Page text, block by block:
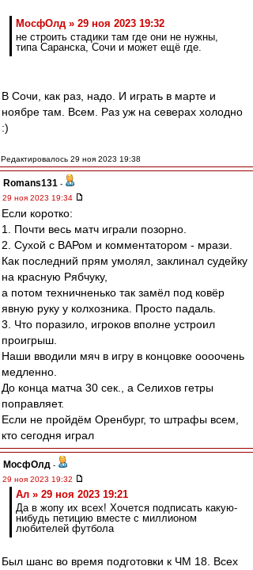
МосфОлд » 29 ноя 2023 19:32
не строить стадики там где они не нужны,
типа Саранска, Сочи и может ещё где.
В Сочи, как раз, надо. И играть в марте и
ноябре там. Всем. Раз уж на северах холодно
:)
Редактировалось 29 ноя 2023 19:38
Romans131 -
29 ноя 2023 19:34
Если коротко:
1. Почти весь матч играли позорно.
2. Сухой с ВАРом и комментатором - мрази.
Как последний прям умолял, заклинал судейку
на красную Рябчуку,
а потом техничненько так замёл под ковёр
явную руку у колхозника. Просто падаль.
3. Что поразило, игроков вполне устроил
проигрыш.
Наши вводили мяч в игру в концовке оооочень
медленно.
До конца матча 30 сек., а Селихов гетры
поправляет.
Если не пройдём Оренбург, то штрафы всем,
кто сегодня играл
МосфОлд -
29 ноя 2023 19:32
Ал » 29 ноя 2023 19:21
Да в жопу их всех! Хочется подписать какую-
нибудь петицию вместе с миллионом
любителей футбола
Был шанс во время подготовки к ЧМ 18. Всех